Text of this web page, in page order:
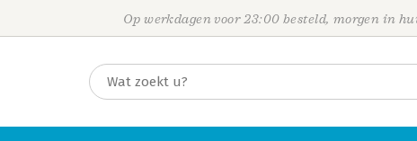
Op werkdagen voor 23:00 besteld, morgen in